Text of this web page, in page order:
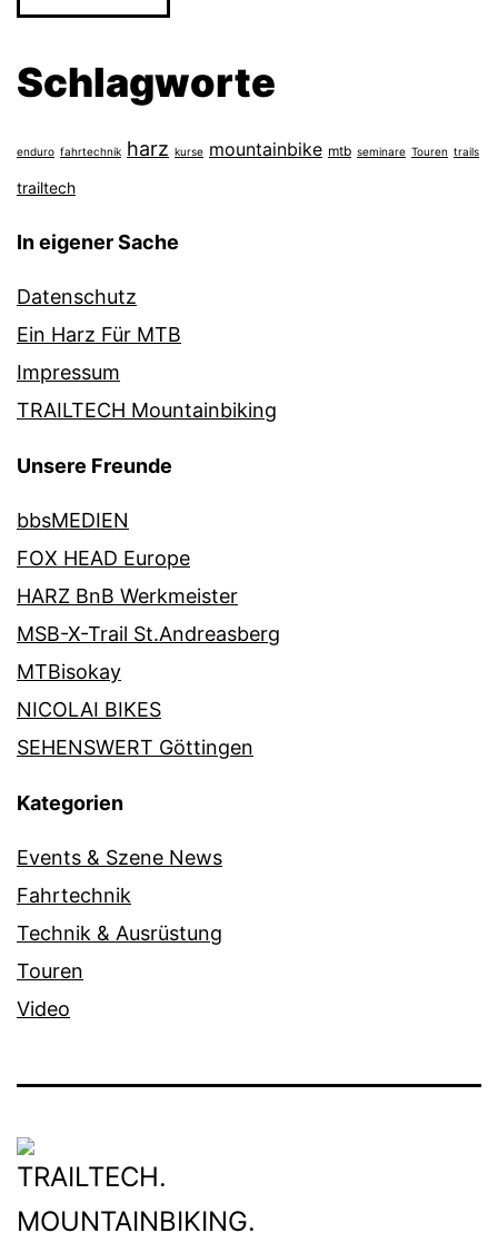
Schlagworte
enduro fahrtechnik harz kurse mountainbike mtb seminare Touren trails
trailtech
In eigener Sache
Datenschutz
Ein Harz Für MTB
Impressum
TRAILTECH Mountainbiking
Unsere Freunde
bbsMEDIEN
FOX HEAD Europe
HARZ BnB Werkmeister
MSB-X-Trail St.Andreasberg
MTBisokay
NICOLAI BIKES
SEHENSWERT Göttingen
Kategorien
Events & Szene News
Fahrtechnik
Technik & Ausrüstung
Touren
Video